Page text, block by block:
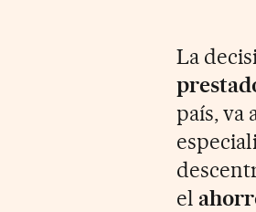
La
país, va
el